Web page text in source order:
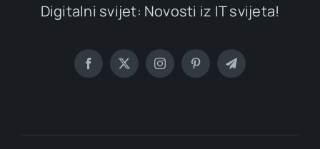
Digitalni svijet: Novosti iz IT svijeta!